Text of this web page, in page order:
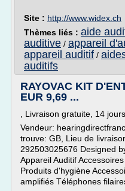
Site : http://www.widex.ch
Thèmes liés : aide
auditive / appareil
appareil auditif /
auditifs
RAYOVAC KIT
EUR 9,69 ...
, Livraison gratuite, 14
Vendeur:
trouve: GB, Lieu de
292503025676 Designed
Appareil Auditif
Produits d'hygiène
amplifiés Téléphones